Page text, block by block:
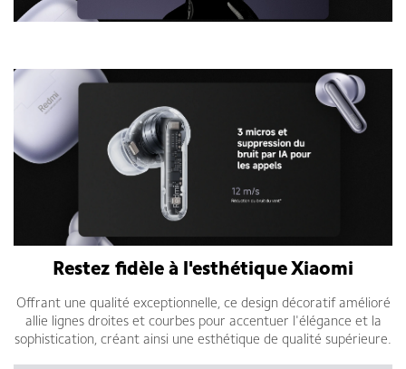
Restez fidèle à l'esthétique Xiaomi
Offrant une qualité exceptionnelle, ce design décoratif amélioré
allie lignes droites et courbes pour accentuer l'élégance et la
sophistication, créant ainsi une esthétique de qualité supérieure.